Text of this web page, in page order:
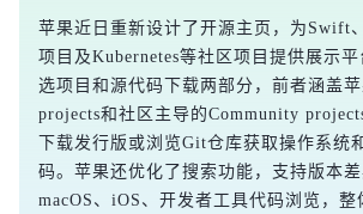
苹果近日重新设计了开源主页，为Swift
项目及Kubernetes等社区项目提供展示
选项目和源代码下载两部分，前者涵盖
projects和社区主导的Community
下载发行版或浏览Git仓库获取操作系统
码。苹果还优化了搜索功能，支持版本
macOS、iOS、开发者工具代码浏览，整